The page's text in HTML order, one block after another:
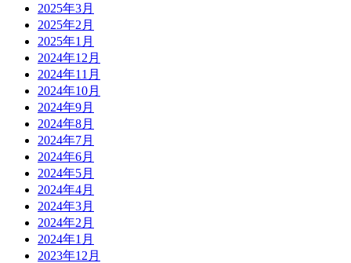
2025年3月
2025年2月
2025年1月
2024年12月
2024年11月
2024年10月
2024年9月
2024年8月
2024年7月
2024年6月
2024年5月
2024年4月
2024年3月
2024年2月
2024年1月
2023年12月